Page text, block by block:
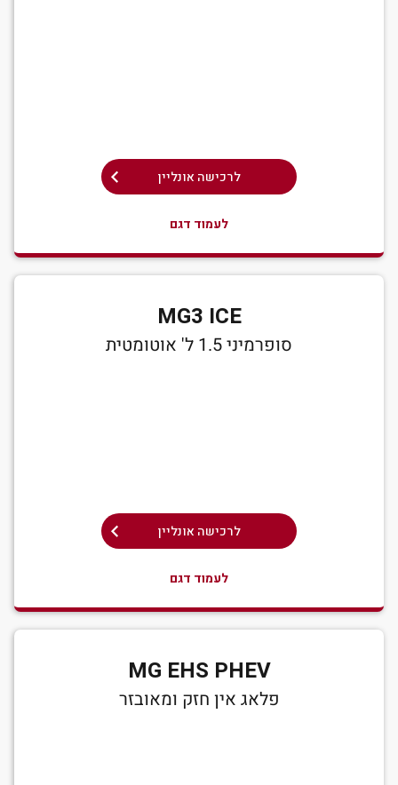
לרכישה אונליין
לעמוד דגם
MG3 ICE
סופרמיני 1.5 ל' אוטומטית
לרכישה אונליין
לעמוד דגם
MG EHS PHEV
פלאג אין חזק ומאובזר